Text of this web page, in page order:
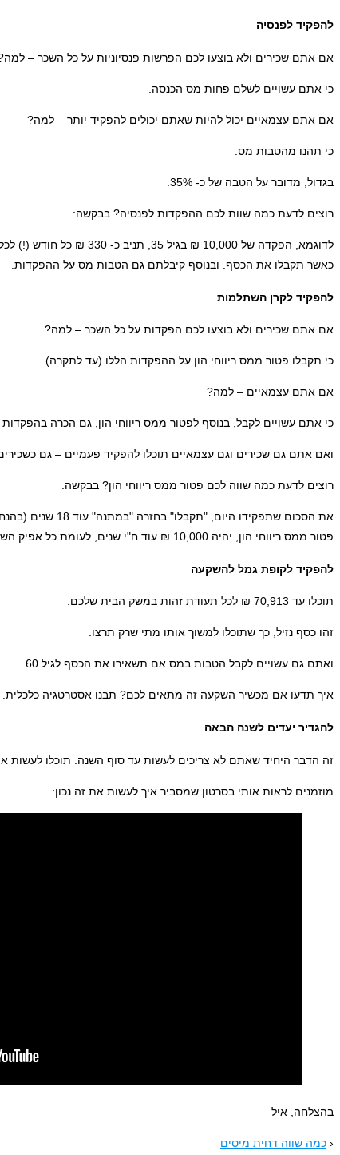
להפקיד לפנסיה
אם אתם שכירים ולא בוצעו לכם הפרשות פנסיוניות על כל השכר –
כי אתם עשויים לשלם פחות מס הכנסה.
אם אתם עצמאיים יכול להיות שאתם יכולים להפקיד יותר – למה?
כי תהנו מהטבות מס.
בגדול, מדובר על הטבה של כ- 35%.
רוצים לדעת כמה שוות לכם ההפקדות לפנסיה? בבקשה:
כאשר תקבלו את הכסף. ובנוסף קיבלתם גם הטבות מס על ההפקדות.
להפקיד לקרן השתלמות
אם אתם שכירים ולא בוצעו לכם הפקדות על כל השכר – למה?
כי תקבלו פטור ממס ריווחי הון על ההפקדות הללו (עד לתקרה).
אם אתם עצמאיים – למה?
כי אתם עשויים לקבל, בנוסף לפטור ממס ריווחי הון, גם הכרה בהפקדות
ואם אתם גם שכירים וגם עצמאיים תוכלו להפקיד פעמיים – גם
רוצים לדעת כמה שווה לכם פטור ממס ריווחי הון? בבקשה:
פטור ממס ריווחי הון, יהיה 10,000 ₪ עוד ח"י שנים, לעומת כל אפיק השקעה אחר (עם מס ריווחי הון של 25%).
להפקיד לקופת גמל להשקעה
תוכלו עד 70,913 ₪ לכל תעודת זהות במשק הבית שלכם.
זהו כסף נזיל, כך שתוכלו למשוך אותו מתי שרק תרצו.
ואתם גם עשויים לקבל הטבות במס אם תשאירו את הכסף לגיל 60.
איך תדעו אם מכשיר השקעה זה מתאים לכם? תבנו אסטרטגיה כלכלית.
להגדיר יעדים לשנה הבאה
זה הדבר היחיד שאתם לא צריכים לעשות עד סוף השנה. תוכלו לעשות
מוזמנים לראות אותי בסרטון שמסביר איך לעשות את זה נכון:
בהצלחה, איל
‹ כמה שווה דחית מיסים